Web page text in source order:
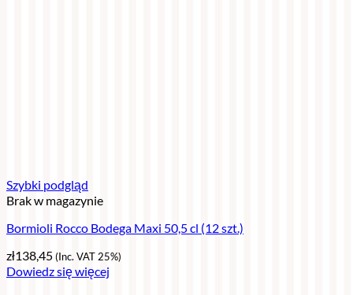
Szybki podgląd
Brak w magazynie
Bormioli Rocco Bodega Maxi 50,5 cl (12 szt.)
zł138,45(Inc. VAT 25%)
Dowiedz się więcej